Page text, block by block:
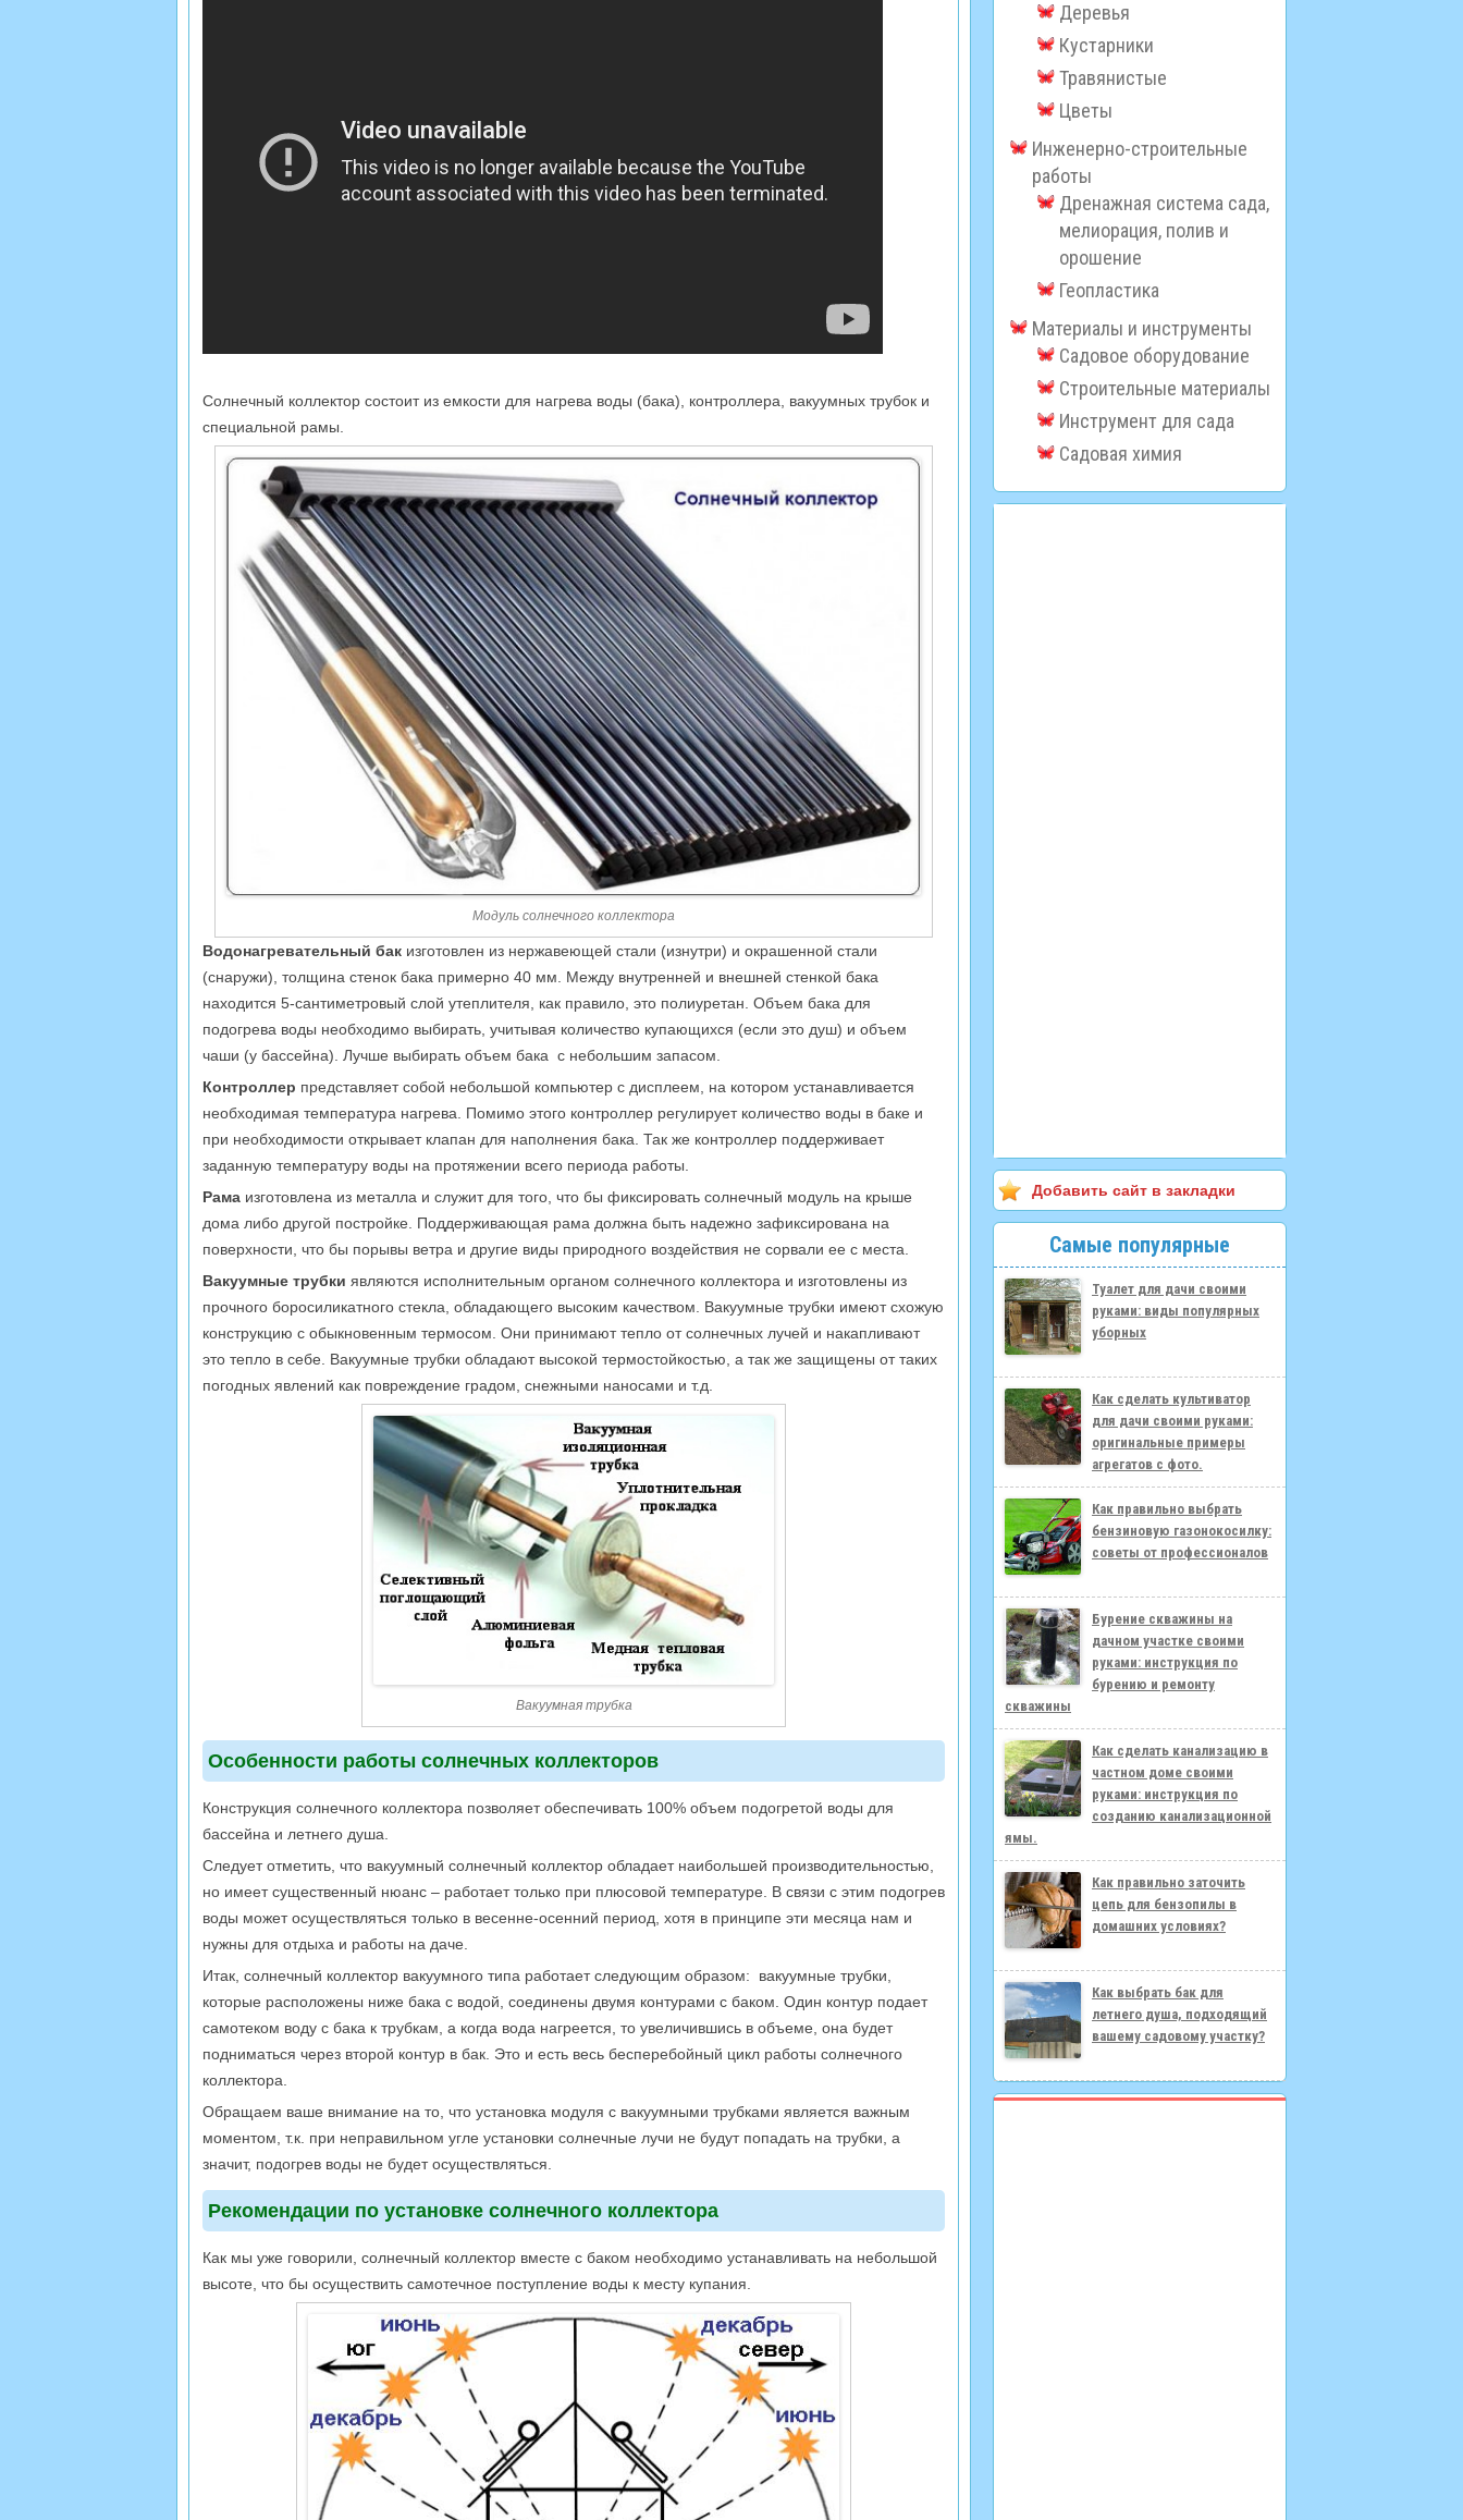
Солнечный коллектор состоит из емкости для нагрева воды (бака), контроллера, вакуумных трубок и
специальной рамы.
Модуль солнечного коллектора
Водонагревательный бак изготовлен из нержавеющей стали (изнутри) и окрашенной стали
(снаружи), толщина стенок бака примерно 40 мм. Между внутренней и внешней стенкой бака
находится 5-сантиметровый слой утеплителя, как правило, это полиуретан. Объем бака для
подогрева воды необходимо выбирать, учитывая количество купающихся (если это душ) и объем
чаши (у бассейна). Лучше выбирать объем бака с небольшим запасом.
Контроллер представляет собой небольшой компьютер с дисплеем, на котором устанавливается
необходимая температура нагрева. Помимо этого контроллер регулирует количество воды в баке и
при необходимости открывает клапан для наполнения бака. Так же контроллер поддерживает
заданную температуру воды на протяжении всего периода работы.
Рама изготовлена из металла и служит для того, что бы фиксировать солнечный модуль на крыше
дома либо другой постройке. Поддерживающая рама должна быть надежно зафиксирована на
поверхности, что бы порывы ветра и другие виды природного воздействия не сорвали ее с места.
Вакуумные трубки являются исполнительным органом солнечного коллектора и изготовлены из
прочного боросиликатного стекла, обладающего высоким качеством. Вакуумные трубки имеют схожую
конструкцию с обыкновенным термосом. Они принимают тепло от солнечных лучей и накапливают
это тепло в себе. Вакуумные трубки обладают высокой термостойкостью, а так же защищены от таких
погодных явлений как повреждение градом, снежными наносами и т.д.
Вакуумная трубка
Особенности работы солнечных коллекторов
Конструкция солнечного коллектора позволяет обеспечивать 100% объем подогретой воды для
бассейна и летнего душа.
Следует отметить, что вакуумный солнечный коллектор обладает наибольшей производительностью,
но имеет существенный нюанс – работает только при плюсовой температуре. В связи с этим подогрев
воды может осуществляться только в весенне-осенний период, хотя в принципе эти месяца нам и
нужны для отдыха и работы на даче.
Итак, солнечный коллектор вакуумного типа работает следующим образом: вакуумные трубки,
которые расположены ниже бака с водой, соединены двумя контурами с баком. Один контур подает
самотеком воду с бака к трубкам, а когда вода нагреется, то увеличившись в объеме, она будет
подниматься через второй контур в бак. Это и есть весь бесперебойный цикл работы солнечного
коллектора.
Обращаем ваше внимание на то, что установка модуля с вакуумными трубками является важным
моментом, т.к. при неправильном угле установки солнечные лучи не будут попадать на трубки, а
значит, подогрев воды не будет осуществляться.
Рекомендации по установке солнечного коллектора
Как мы уже говорили, солнечный коллектор вместе с баком необходимо устанавливать на небольшой
высоте, что бы осуществить самотечное поступление воды к месту купания.
Деревья
Кустарники
Травянистые
Цветы
Инженерно-строительные
работы
Дренажная система сада,
мелиорация, полив и
орошение
Геопластика
Материалы и инструменты
Садовое оборудование
Строительные материалы
Инструмент для сада
Садовая химия
Добавить сайт в закладки
Самые популярные
Туалет для дачи своими
руками: виды популярных
уборных
Как сделать культиватор
для дачи своими руками:
оригинальные примеры
агрегатов с фото.
Как правильно выбрать
бензиновую газонокосилку:
советы от профессионалов
Бурение скважины на
дачном участке своими
руками: инструкция по
бурению и ремонту
скважины
Как сделать канализацию в
частном доме своими
руками: инструкция по
созданию канализационной
ямы.
Как правильно заточить
цепь для бензопилы в
домашних условиях?
Как выбрать бак для
летнего душа, подходящий
вашему садовому участку?